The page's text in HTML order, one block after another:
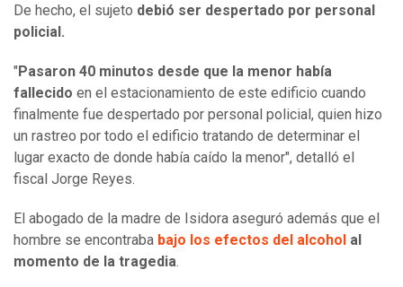
De hecho, el sujeto debió ser despertado por personal
policial.
"Pasaron 40 minutos desde que la menor había
fallecido en el estacionamiento de este edificio cuando
finalmente fue despertado por personal policial, quien hizo
un rastreo por todo el edificio tratando de determinar el
lugar exacto de donde había caído la menor", detalló el
fiscal Jorge Reyes.
El abogado de la madre de Isidora aseguró además que el
hombre se encontraba bajo los efectos del alcohol al
momento de la tragedia.